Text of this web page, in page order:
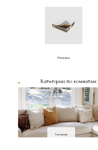
Матрасы
Категории по комнатам:
Гостиная